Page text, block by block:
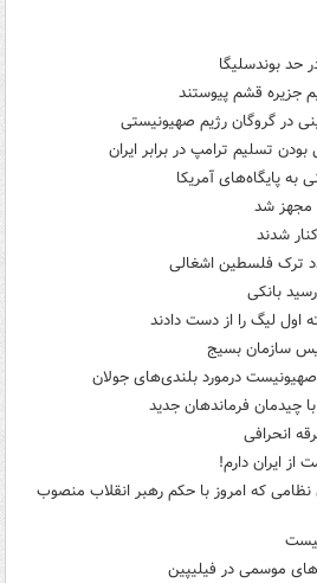
حد بوندسلیگا
جزیره قشم پیوستند
تسلیم ترامپ در برابر ایران
پایگاه‌های آمریکا
مجهز شد
بانکی
سازمان بسیج
درمورد بلندی‌های جولان
چیدمان فرماندهان جدید
انحرافی
ایران دارم!
نظامی که امروز با حکم رهبر انقلاب منصوب